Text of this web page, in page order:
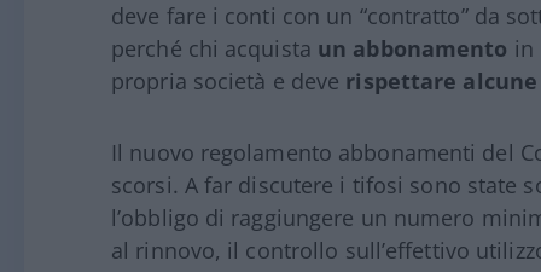
deve fare i conti con un “contratto” da
perché chi acquista un abbonamento in
propria società e deve rispettare
Il nuovo regolamento abbonamenti del
scorsi. A far discutere i tifosi sono state
l’obbligo di raggiungere un numero
al rinnovo, il controllo sull’effettivo